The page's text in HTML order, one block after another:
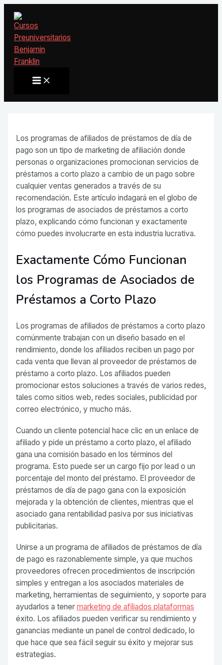
contenido
Main
Menu
Los programas de afiliados de préstamos de día de
pago son un tipo de marketing de afiliación donde
personas o organizaciones promocionan servicios de
préstamos a corto plazo a cambio de un pago sobre
cualquier ventas generados a través de su
recomendación. Este artículo indagará en el globo de
los programas de asociados de préstamos a corto
plazo, explicando cómo funcionan y exactamente
cómo puedes involucrarte en esta industria lucrativa.
Exactamente Cómo Funcionan
los Programas de Asociados de
Préstamos a Corto Plazo
Los programas de afiliados de préstamos a corto plazo
comúnmente trabajan con un diseño basado en el
rendimiento, donde los afiliados reciben un pago por
cada venta que llevan al proveedor de préstamos de
préstamo a corto plazo. Los afiliados pueden
promocionar estos soluciones a través de varios redes,
tales como sitios web, redes sociales, publicidad por
correo electrónico, y mucho más.
Cuando un cliente potencial hace clic en un enlace de
afiliado y pide un préstamo a corto plazo, el afiliado
gana una comisión basado en los términos del
programa. Esto puede ser un cargo fijo por lead o un
porcentaje del monto del préstamo. El proveedor de
préstamos de día de pago gana con la exposición
mejorada y la obtención de clientes, mientras que el
asociado gana rentabilidad pasiva por sus iniciativas
publicitarias.
Unirse a un programa de afiliados de préstamos de día
de pago es razonablemente simple, ya que muchos
proveedores ofrecen procedimientos de inscripción
simples y entregan a los asociados materiales de
marketing, herramientas de seguimiento, y soporte para
ayudarlos a tener marketing de afiliados plataformas
éxito. Los afiliados pueden verificar su rendimiento y
ganancias mediante un panel de control dedicado, lo
que hace que sea fácil seguir su éxito y mejorar sus
estrategias.